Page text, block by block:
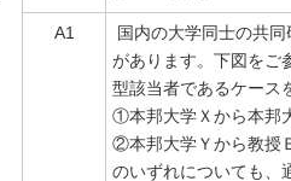
A1
国内の大学同士の共
があります。下図をご
型該当者であるケース
①本邦大学Ｘから本邦
②本邦大学Ｙから教授
のいずれについても、